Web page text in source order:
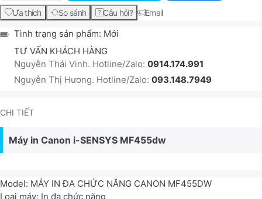
Ưa thích So sánh Câu hỏi? Email
Tình trạng sản phẩm: Mới
TƯ VẤN KHÁCH HÀNG
Nguyễn Thái Vinh. Hotline/Zalo: 0914.174.991
Nguyễn Thị Hương. Hotline/Zalo: 093.148.7949
CHI TIẾT
Máy in Canon i-SENSYS MF455dw
Model: MÁY IN ĐA CHỨC NĂNG CANON MF455DW
Loại máy: In đa chức năng